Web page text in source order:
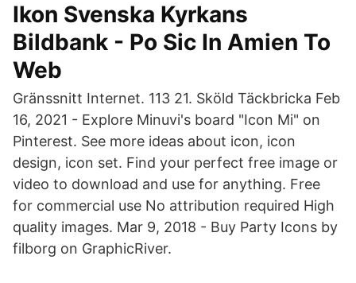
Ikon Svenska Kyrkans
Bildbank - Po Sic In Amien To
Web
Gränssnitt Internet. 113 21. Sköld Täckbricka Feb
16, 2021 - Explore Minuvi's board "Icon Mi" on
Pinterest. See more ideas about icon, icon
design, icon set. Find your perfect free image or
video to download and use for anything. Free
for commercial use No attribution required High
quality images. Mar 9, 2018 - Buy Party Icons by
filborg on GraphicRiver.